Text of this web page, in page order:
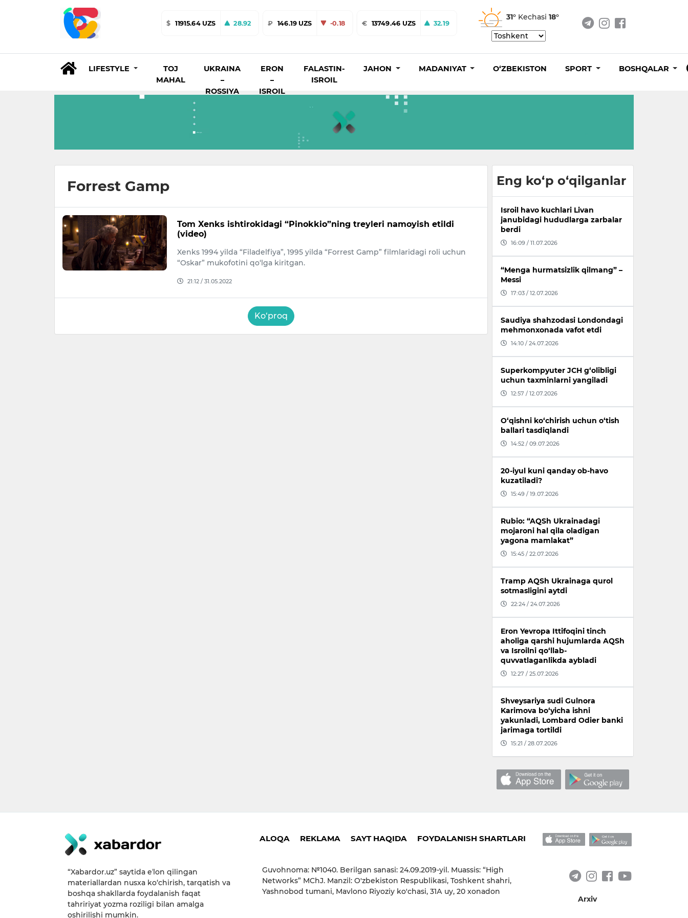
$ 11915.64 UZS 28.92 ₽ 146.19 UZS -0.18 € 13749.46 UZS 32.19
31° Kechasi 18°
LIFESTYLE
TOJ
MAHAL
UKRAINA
–
ROSSIYA
ERON
–
ISROIL
FALASTIN-
ISROIL
JAHON MADANIYAT O‘ZBEKISTON SPORT BOSHQALAR
Forrest Gamp
Tom Xenks ishtirokidagi “Pinokkio”ning treyleri namoyish etildi
(video)
Xenks 1994 yilda “Filadelfiya”, 1995 yilda “Forrest Gamp” filmlaridagi roli uchun
“Oskar” mukofotini qo‘lga kiritgan.
21:12 / 31.05.2022
Ko‘proq
Eng ko‘p o‘qilganlar
Isroil havo kuchlari Livan
janubidagi hududlarga zarbalar
berdi
16:09 / 11.07.2026
“Menga hurmatsizlik qilmang” –
Messi
17:03 / 12.07.2026
Saudiya shahzodasi Londondagi
mehmonxonada vafot etdi
14:10 / 24.07.2026
Superkompyuter JCH g‘olibligi
uchun taxminlarni yangiladi
12:57 / 12.07.2026
O‘qishni ko‘chirish uchun o‘tish
ballari tasdiqlandi
14:52 / 09.07.2026
20-iyul kuni qanday ob-havo
kuzatiladi?
15:49 / 19.07.2026
Rubio: “AQSh Ukrainadagi
mojaroni hal qila oladigan
yagona mamlakat”
15:45 / 22.07.2026
Tramp AQSh Ukrainaga qurol
sotmasligini aytdi
22:24 / 24.07.2026
Eron Yevropa Ittifoqini tinch
aholiga qarshi hujumlarda AQSh
va Isroilni qo‘llab-
quvvatlaganlikda aybladi
12:27 / 25.07.2026
Shveysariya sudi Gulnora
Karimova bo‘yicha ishni
yakunladi, Lombard Odier banki
jarimaga tortildi
15:21 / 28.07.2026
“Xabardor.uz” saytida eʼlon qilingan
materiallardan nusxa ko‘chirish, tarqatish va
boshqa shakllarda foydalanish faqat
tahririyat yozma roziligi bilan amalga
oshirilishi mumkin.
ALOQA REKLAMA SAYT HAQIDA FOYDALANISH SHARTLARI
Guvohnoma: №1040. Berilgan sanasi: 24.09.2019-yil. Muassis: “High
Networks” MChJ. Manzil: O'zbekiston Respublikasi, Toshkent shahri,
Yashnobod tumani, Mavlono Riyoziy ko'chasi, 31А uy, 20 xonadon
Arxiv